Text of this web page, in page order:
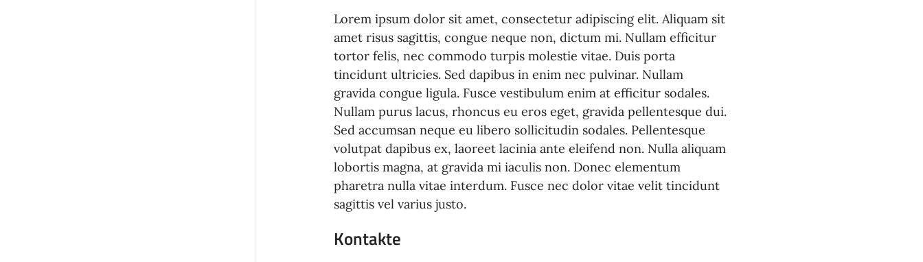
Lorem ipsum dolor sit amet, consectetur adipiscing elit. Aliquam sit
amet risus sagittis, congue neque non, dictum mi. Nullam efficitur
tortor felis, nec commodo turpis molestie vitae. Duis porta
tincidunt ultricies. Sed dapibus in enim nec pulvinar. Nullam
gravida congue ligula. Fusce vestibulum enim at efficitur sodales.
Nullam purus lacus, rhoncus eu eros eget, gravida pellentesque dui.
Sed accumsan neque eu libero sollicitudin sodales. Pellentesque
volutpat dapibus ex, laoreet lacinia ante eleifend non. Nulla aliquam
lobortis magna, at gravida mi iaculis non. Donec elementum
pharetra nulla vitae interdum. Fusce nec dolor vitae velit tincidunt
sagittis vel varius justo.
Kontakte